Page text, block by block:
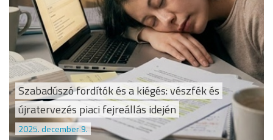
Szabadúszó fordítók és a kiégés: vészfék és
újratervezés piaci fejreállás idején
2025. december 9.